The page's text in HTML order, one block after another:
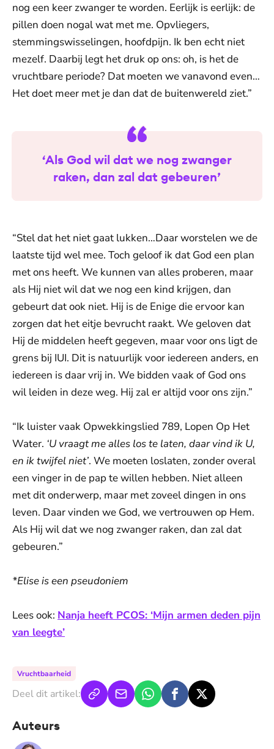
nog een keer zwanger te worden. Eerlijk is eerlijk: de
pillen doen nogal wat met me. Opvliegers,
stemmingswisselingen, hoofdpijn. Ik ben echt niet
mezelf. Daarbij legt het druk op ons: oh, is het de
vruchtbare periode? Dat moeten we vanavond even…
Het doet meer met je dan dat de buitenwereld ziet.”
‘Als God wil dat we nog zwanger
raken, dan zal dat gebeuren’
“Stel dat het niet gaat lukken…Daar worstelen we de
laatste tijd wel mee. Toch geloof ik dat God een plan
met ons heeft. We kunnen van alles proberen, maar
als Hij niet wil dat we nog een kind krijgen, dan
gebeurt dat ook niet. Hij is de Enige die ervoor kan
zorgen dat het eitje bevrucht raakt. We geloven dat
Hij de middelen heeft gegeven, maar voor ons ligt de
grens bij IUI. Dit is natuurlijk voor iedereen anders, en
iedereen is daar vrij in. We bidden vaak of God ons
wil leiden in deze weg. Hij zal er altijd voor ons zijn.”
“Ik luister vaak Opwekkingslied 789, Lopen Op Het
Water. ‘U vraagt me alles los te laten, daar vind ik U,
en ik twijfel niet’. We moeten loslaten, zonder overal
een vinger in de pap te willen hebben. Niet alleen
met dit onderwerp, maar met zoveel dingen in ons
leven. Daar vinden we God, we vertrouwen op Hem.
Als Hij wil dat we nog zwanger raken, dan zal dat
gebeuren.”
*Elise is een pseudoniem
Lees ook: Nanja heeft PCOS: ‘Mijn armen deden pijn
van leegte’
Vruchtbaarheid
Deel dit artikel:
Auteurs